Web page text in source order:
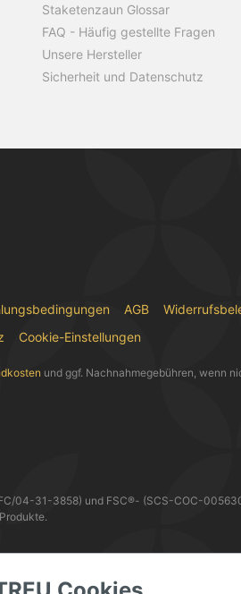
Staketenzaun Glossar
FAQ - Häufig gestellte Fragen
Unsere Hersteller
Sicherheit und Datenschutz
AGB
Cookie-Einstellungen
und ggf. Nachnahmegebühren, wenn
04-31-3858) und FSC®- (SCS-COC-